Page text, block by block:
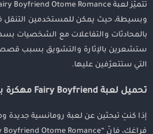
وبسيطة، حيث يمكن للمستخدمين التنقل
بالمحادثات والتفاعلات مع الشخصيات
ستشعرين بالإثارة والتشويق بسبب قصص
التي ستتعرّفين عليها.
تحميل لعبة Fairy Boyfriend مهكرة بدون روت
إذا كنتِ تبحثين عن لعبة رومانسية